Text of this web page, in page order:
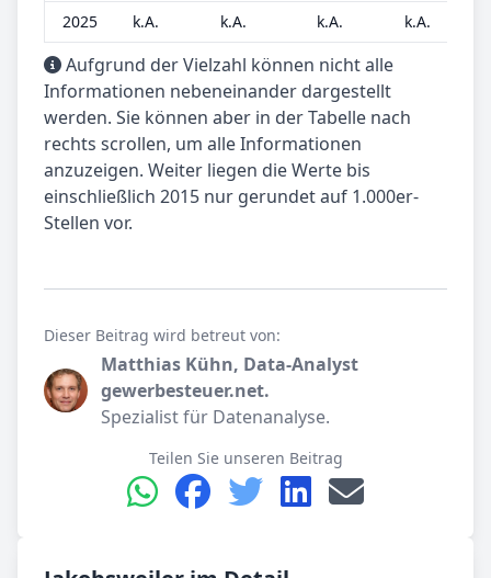
2025
k.A. k.A. k.A. k.A.
Aufgrund der Vielzahl können nicht alle
Informationen nebeneinander dargestellt
werden. Sie können aber in der Tabelle nach
rechts scrollen, um alle Informationen
anzuzeigen. Weiter liegen die Werte bis
einschließlich 2015 nur gerundet auf 1.000er-
Stellen vor.
Dieser Beitrag wird betreut von:
Matthias Kühn, Data-Analyst
gewerbesteuer.net.
Spezialist für Datenanalyse.
Teilen Sie unseren Beitrag